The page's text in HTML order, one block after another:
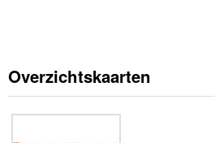
Overzichtskaarten